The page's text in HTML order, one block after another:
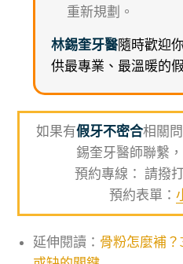
重新規劃。
林錫奎牙醫隨時歡迎
供最專業、最溫暖的
如果有假牙不密合相關
錫奎牙醫師聯繫
預約專線： 請撥
預約表單：
延伸閱讀： 骨粉怎麼補